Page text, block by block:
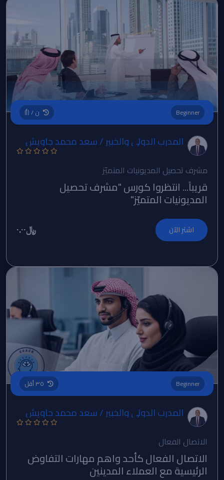
Beginner ن / (أ)
المدرب الدولي والخبير / سعد محمد جاويش
مشرف تحصيل المديونيات المتميّز
قريباً... انتظروا كورس "مشرف تحصيل
المديونيات المتميّز"
اشتر الآن ﷼٠.٠٠
Beginner
المدرب الدولي والخبير / سعد محمد جاويش
الاتصال الفعال
الاتصال الفعال كأحد واهم مهارات التفاوض
الرئيسية مع العملاء المدينين